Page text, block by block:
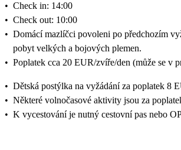
• Check in: 14:00
• Check out: 10:00
• Domácí mazlíčci povoleni po předchozím
pobyt velkých a bojových plemen.
• Poplatek cca 20 EUR/zvíře/den (může se v
• Dětská postýlka na vyžádání za poplatek 8
• Některé volnočasové aktivity jsou za
• K vycestování je nutný cestovní pas nebo